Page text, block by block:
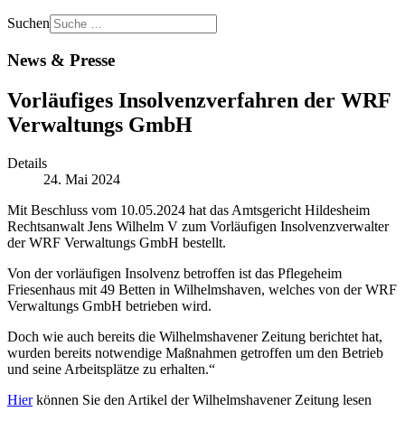
Suchen
News & Presse
Vorläufiges Insolvenzverfahren der WRF
Verwaltungs GmbH
Details
24. Mai 2024
Mit Beschluss vom 10.05.2024 hat das Amtsgericht Hildesheim
Rechtsanwalt Jens Wilhelm V zum Vorläufigen Insolvenzverwalter
der WRF Verwaltungs GmbH bestellt.
Von der vorläufigen Insolvenz betroffen ist das Pflegeheim
Friesenhaus mit 49 Betten in Wilhelmshaven, welches von der WRF
Verwaltungs GmbH betrieben wird.
Doch wie auch bereits die Wilhelmshavener Zeitung berichtet hat,
wurden bereits notwendige Maßnahmen getroffen um den Betrieb
und seine Arbeitsplätze zu erhalten.“
Hierkönnen Sie den Artikel der Wilhelmshavener Zeitung lesen